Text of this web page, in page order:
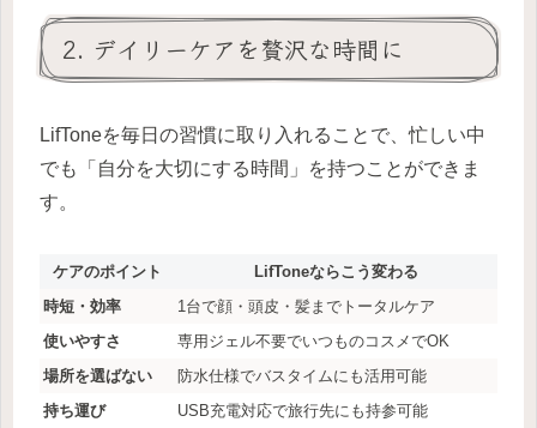
2. デイリーケアを贅沢な時間に
LifToneを毎日の習慣に取り入れることで、忙しい中
でも「自分を大切にする時間」を持つことができま
す。
ケアのポイント
LifToneならこう変わる
時短・効率
1台で顔・頭皮・髪までトータルケア
使いやすさ
専用ジェル不要でいつものコスメでOK
場所を選ばない
防水仕様でバスタイムにも活用可能
持ち運び
USB充電対応で旅行先にも持参可能